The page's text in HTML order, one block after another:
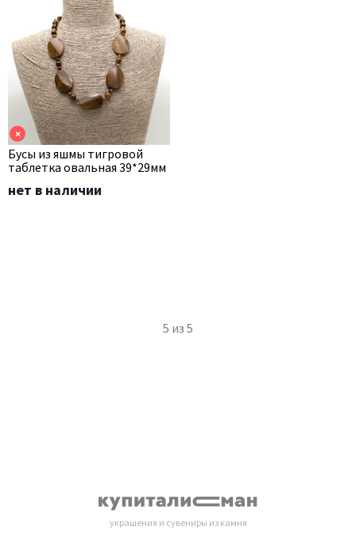
×
Бусы из яшмы тигровой
таблетка овальная 39*29мм
нет в наличии
5 из 5
украшения и сувениры из камня